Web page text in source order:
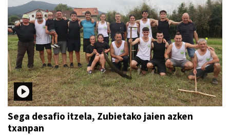
Sega desafio itzela, Zubietako jaien azken
txanpan